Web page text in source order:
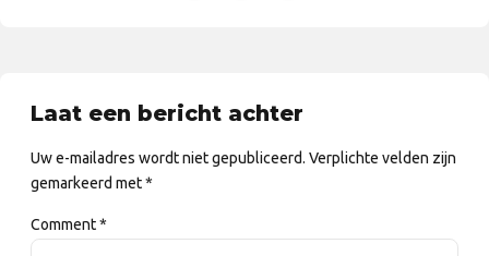
Laat een bericht achter
Uw e-mailadres wordt niet gepubliceerd. Verplichte velden zijn
gemarkeerd met *
Comment*